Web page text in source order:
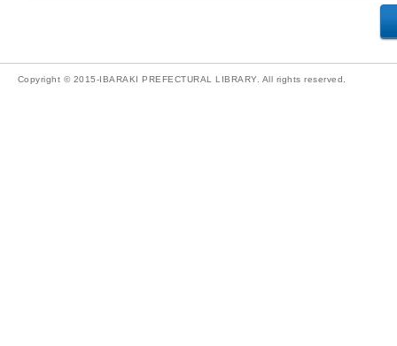
Copyright © 2015-IBARAKI PREFECTURAL LIBRARY. All rights reserved.